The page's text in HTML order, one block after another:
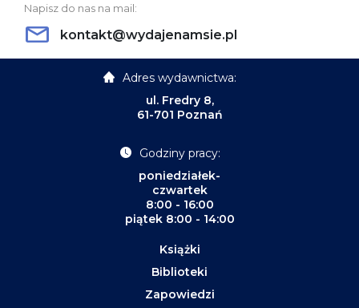
Napisz do nas na mail:
kontakt@wydajenamsie.pl
Adres wydawnictwa:
ul. Fredry 8,
61-701 Poznań
Godziny pracy:
poniedziałek-
czwartek
8:00 - 16:00
piątek 8:00 - 14:00
Książki
Biblioteki
Zapowiedzi